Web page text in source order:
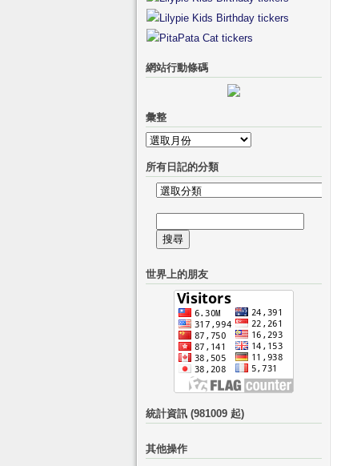
網站行動條碼
彙整
彙
整
所有日記的分類
所
日
記
分
尋
鍵
世界上的朋友
統計資訊 (981009 起)
其他操作